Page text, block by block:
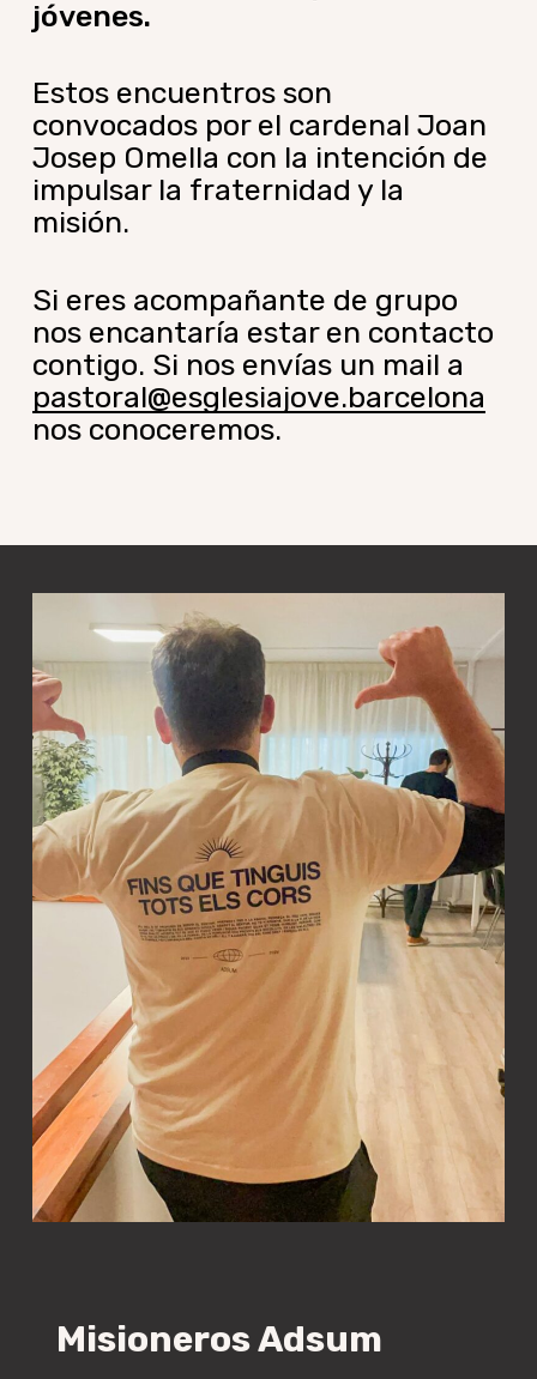
jóvenes.
Estos encuentros son
convocados por el cardenal Joan
Josep Omella con la intención de
impulsar la fraternidad y la
misión.
Si eres acompañante de grupo
nos encantaría estar en contacto
contigo. Si nos envías un mail a
pastoral@esglesiajove.barcelona
nos conoceremos.
MisionerosAdsum